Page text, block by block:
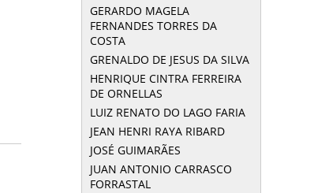
GERARDO MAGELA
FERNANDES TORRES DA
COSTA
GRENALDO DE JESUS DA SILVA
HENRIQUE CINTRA FERREIRA
DE ORNELLAS
LUIZ RENATO DO LAGO FARIA
JEAN HENRI RAYA RIBARD
JOSÉ GUIMARÃES
JUAN ANTONIO CARRASCO
FORRASTAL